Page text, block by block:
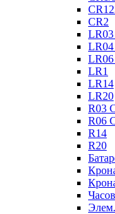
CR2
LR1
LR14
LR20
R03
R06
R14
R20